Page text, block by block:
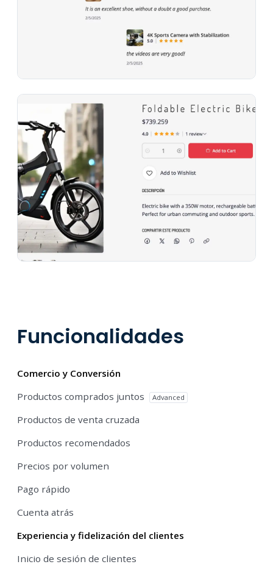
Funcionalidades
Comercio y Conversión
Productos comprados juntos
Advanced
Productos de venta cruzada
Productos recomendados
Precios por volumen
Pago rápido
Cuenta atrás
Experiencia y fidelización del clientes
Inicio de sesión de clientes